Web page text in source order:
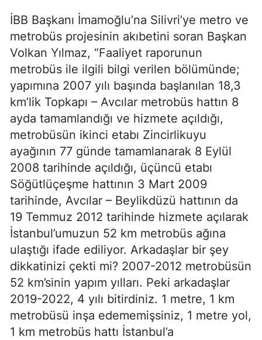
İBB Başkanı İmamoğlu’na Silivri’ye metro ve
metrobüs projesinin akıbetini soran Başkan
Volkan Yılmaz, “Faaliyet raporunun
metrobüs ile ilgili bilgi verilen bölümünde;
yapımına 2007 yılı başında başlanılan 18,3
km’lik Topkapı – Avcılar metrobüs hattın 8
ayda tamamlandığı ve hizmete açıldığı,
metrobüsün ikinci etabı Zincirlikuyu
ayağının 77 günde tamamlanarak 8 Eylül
2008 tarihinde açıldığı, üçüncü etabı
Söğütlüçeşme hattının 3 Mart 2009
tarihinde, Avcılar – Beylikdüzü hattının da
19 Temmuz 2012 tarihinde hizmete açılarak
İstanbul’umuzun 52 km metrobüs ağına
ulaştığı ifade ediliyor. Arkadaşlar bir şey
dikkatinizi çekti mi? 2007-2012 metrobüsün
52 km’sinin yapım yılları. Peki arkadaşlar
2019-2022, 4 yılı bitirdiniz. 1 metre, 1 km
metrobüsü inşa edememişsiniz, 1 metre yol,
1 km metrobüs hattı İstanbul’a